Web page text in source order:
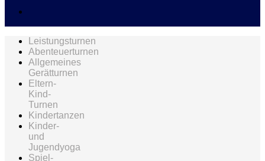
Leistungsturnen
Abenteuerturnen
Allgemeines
Gerätturnen
Eltern-
Kind-
Turnen
Kindertanzen
Kinder-
und
Jugendyoga
Spiel-